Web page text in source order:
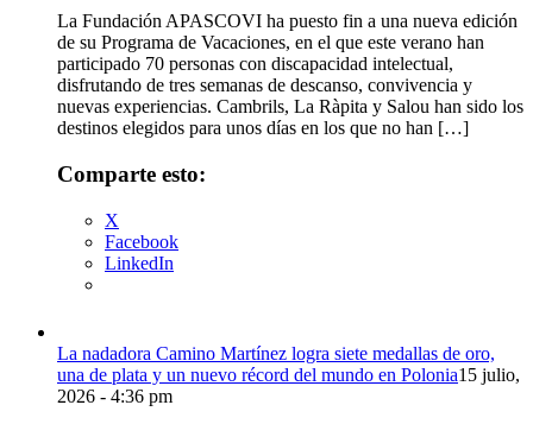
La Fundación APASCOVI ha puesto fin a una nueva edición
de su Programa de Vacaciones, en el que este verano han
participado 70 personas con discapacidad intelectual,
disfrutando de tres semanas de descanso, convivencia y
nuevas experiencias. Cambrils, La Ràpita y Salou han sido los
destinos elegidos para unos días en los que no han […]
Comparte esto:
X
Facebook
LinkedIn
La nadadora Camino Martínez logra siete medallas de oro,
una de plata y un nuevo récord del mundo en Polonia15 julio,
2026 - 4:36 pm